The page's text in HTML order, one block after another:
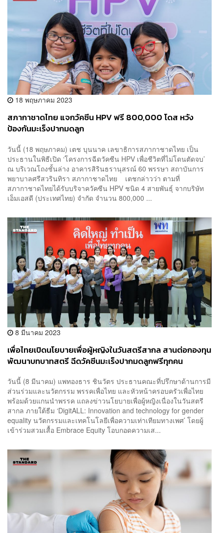
18 พฤษภาคม 2023
สภากาชาดไทย แจกวัคซีน HPV ฟรี 800,000 โดส หวัง
ป้องกันมะเร็งปากมดลูก
วันนี้ (18 พฤษภาคม) เตช บุนนาค เลขาธิการสภากาชาดไทย เป็น
ประธานในพิธีเปิด ‘โครงการฉีดวัคซีน HPV เพื่อชีวิตที่ไม่โดนตัดจบ’
ณ บริเวณโถงชั้นล่าง อาคารสิรินธรานุสรณ์ 60 พรรษา สถาบันการ
พยาบาลศรีสวรินทิรา สภากาชาดไทย เตชกล่าวว่า ตามที่
สภากาชาดไทยได้รับบริจาควัคซีน HPV ชนิด 4 สายพันธุ์ จากบริษัท
เอ็มเอสดี (ประเทศไทย) จำกัด จำนวน 800,000 ...
8 มีนาคม 2023
เพื่อไทยเปิดนโยบายเพื่อผู้หญิงในวันสตรีสากล สานต่อกองทุน
พัฒนาบทบาทสตรี ฉีดวัคซีนมะเร็งปากมดลูกฟรีทุกคน
วันนี้ (8 มีนาคม) แพทองธาร ชินวัตร ประธานคณะที่ปรึกษาด้านการมี
ส่วนร่วมและนวัตกรรม พรรคเพื่อไทย และหัวหน้าครอบครัวเพื่อไทย
พร้อมด้วยแกนนำพรรค แถลงข่าวนโยบายเพื่อผู้หญิงเนื่องในวันสตรี
สากล ภายใต้ธีม ‘DigitALL: Innovation and technology for gender
equality นวัตกรรมและเทคโนโลยีเพื่อความเท่าเทียมทางเพศ’ โดยผู้
เข้าร่วมสวมเสื้อ Embrace Equity โอบกอดความเส...